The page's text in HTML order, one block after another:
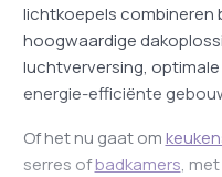
lichtkoepels combineren
hoogwaardige
luchtverversing,
energie-efficiënte
Of het nu gaat om
serres ofbadkamers,